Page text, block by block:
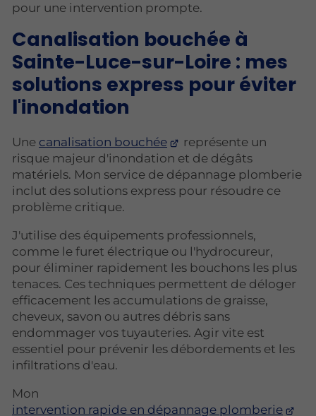
pour une intervention prompte.
Canalisation bouchée à
Sainte-Luce-sur-Loire : mes
solutions express pour éviter
l'inondation
Une canalisation bouchée
représente un
risque majeur d'inondation et de dégâts
matériels. Mon service de dépannage plomberie
inclut des solutions express pour résoudre ce
problème critique.
J'utilise des équipements professionnels,
comme le furet électrique ou l'hydrocureur,
pour éliminer rapidement les bouchons les plus
tenaces. Ces techniques permettent de déloger
efficacement les accumulations de graisse,
cheveux, savon ou autres débris sans
endommager vos tuyauteries. Agir vite est
essentiel pour prévenir les débordements et les
infiltrations d'eau.
Mon
intervention rapide en dépannage plomberie